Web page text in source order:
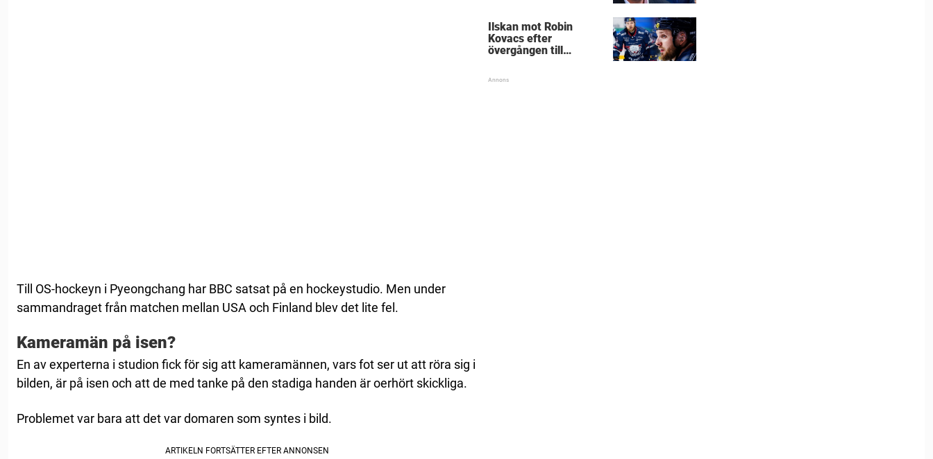
Till OS-hockeyn i Pyeongchang har BBC satsat på en hockeystudio. Men under
sammandraget från matchen mellan USA och Finland blev det lite fel.
Kameramän på isen?
En av experterna i studion fick för sig att kameramännen, vars fot ser ut att röra sig i
bilden, är på isen och att de med tanke på den stadiga handen är oerhört skickliga.
Problemet var bara att det var domaren som syntes i bild.
Ilskan mot Robin
Kovacs efter
övergången till